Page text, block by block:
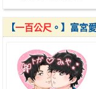
【一百公尺 。】富宮